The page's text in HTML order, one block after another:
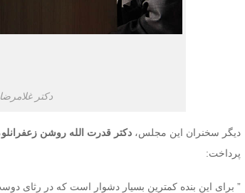
دکتر
دیگر سخنران این مجلس، دکتر قدرت الله روشن زعفرانلو
پرداخت:
” برای این بنده کمترین بسیار دشوار است که در رثای